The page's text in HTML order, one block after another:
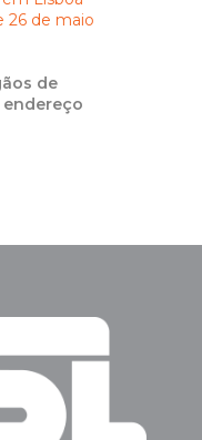
26 de maio
de